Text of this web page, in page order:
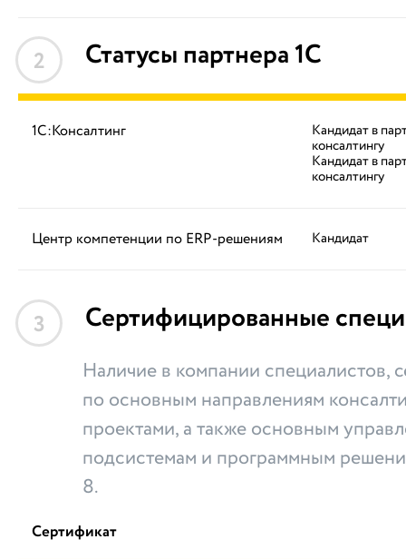
2 Статусы партнера 1С
1С:Консалтинг Кандидат в
консалтингу
Кандидат в
консалтингу
Центр компетенции по ERP-решениям Кандидат
3 Сертифицированные
Наличие в компании специалистов,
по основным направлениям
проектами, а также основным
подсистемам и программным
8.
Сертификат